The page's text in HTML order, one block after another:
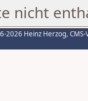
nicht
2026 Heinz Herzog,